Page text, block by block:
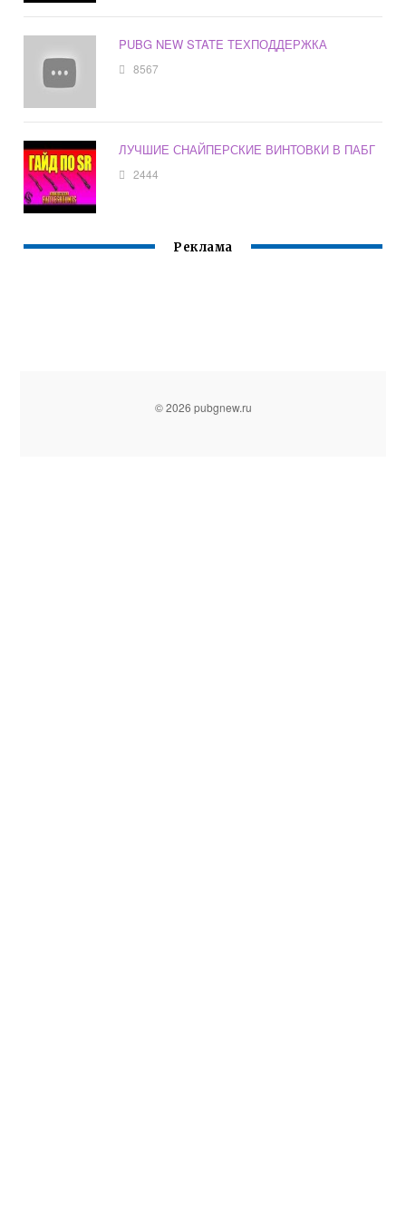
PUBG NEW STATE ТЕХПОДДЕРЖКА
8567
ЛУЧШИЕ СНАЙПЕРСКИЕ ВИНТОВКИ В ПАБГ
2444
Реклама
© 2026 pubgnew.ru